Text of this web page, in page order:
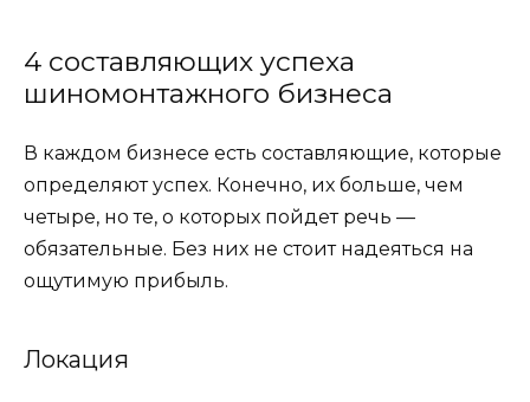
4 составляющих успеха
шиномонтажного бизнеса
В каждом бизнесе есть составляющие, которые
определяют успех. Конечно, их больше, чем
четыре, но те, о которых пойдет речь —
обязательные. Без них не стоит надеяться на
ощутимую прибыль.
Локация